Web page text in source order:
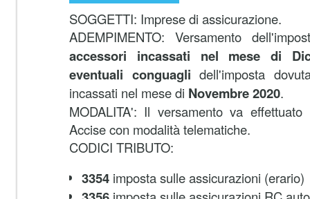
SOGGETTI: Imprese di assicurazione.
ADEMPIMENTO: Versamento
accessori incassati nel mese di
eventuali conguagli dell'imposta
incassati nel mese di Novembre 2020.
MODALITA': Il versamento va
Accise con modalità telematiche.
CODICI TRIBUTO:
3354 imposta sulle assicurazioni (erario)